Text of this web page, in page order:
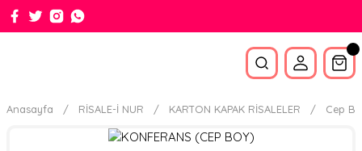
Anasayfa RİSALE-İ NUR KARTON KAPAK RİSALELER Cep